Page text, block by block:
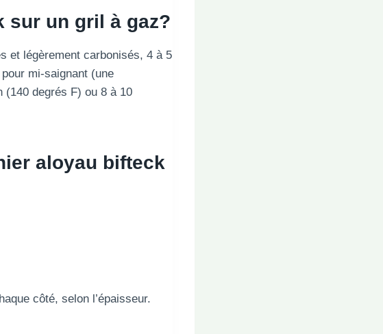
sur un gril à gaz?
et légèrement carbonisés, 4 à 5
mi-saignant (une
(140 degrés F) ou 8 à 10
aloyau bifteck
côté, selon l’épaisseur.